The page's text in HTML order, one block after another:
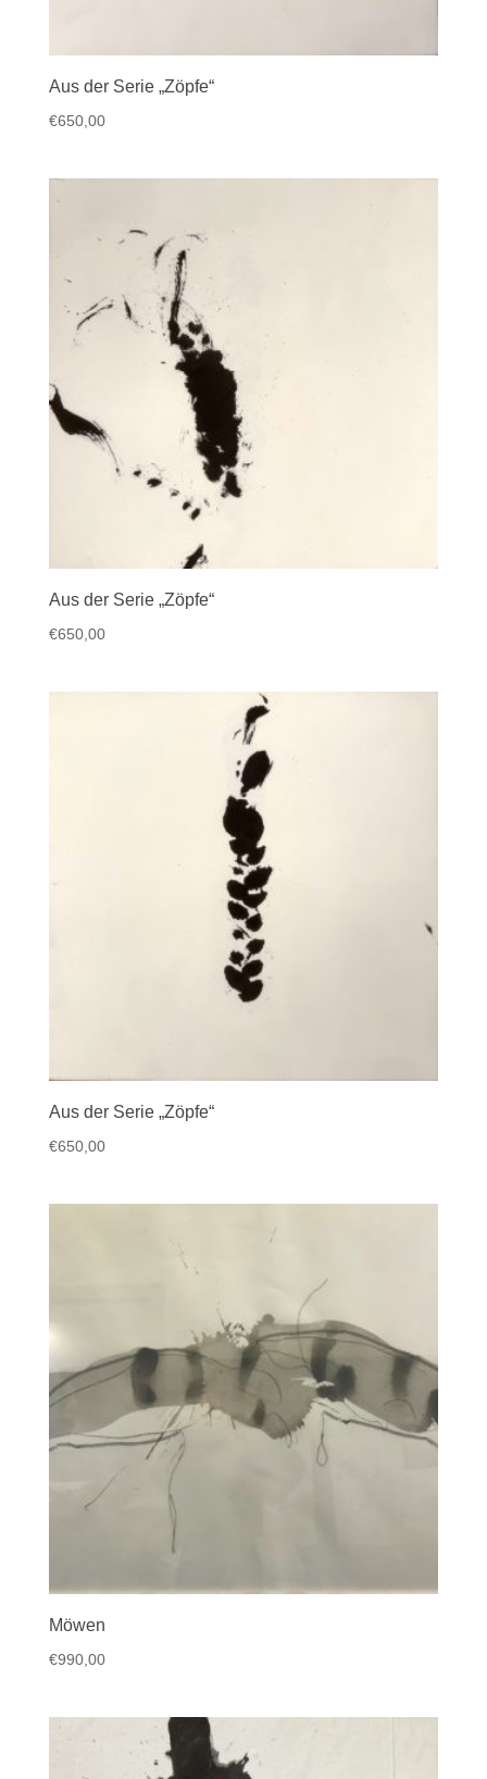
Aus der Serie „Zöpfe“
€650,00
Aus der Serie „Zöpfe“
€650,00
Aus der Serie „Zöpfe“
€650,00
Möwen
€990,00